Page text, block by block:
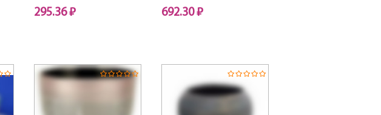
295.36 ₽ 692.30 ₽